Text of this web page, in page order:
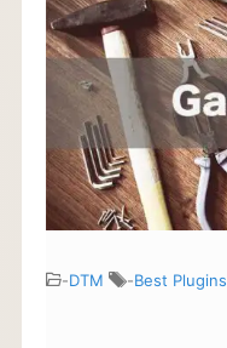
-DTM -Best Plugins